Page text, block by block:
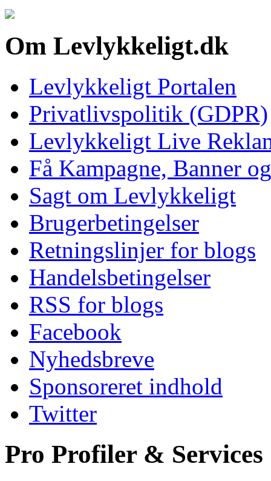
Om Levlykkeligt.dk
Levlykkeligt Portalen
Privatlivspolitik (GDPR)
Levlykkeligt Live
Få Kampagne, Banner
Sagt om Levlykkeligt
Brugerbetingelser
Retningslinjer for blogs
Handelsbetingelser
RSS for blogs
Facebook
Nyhedsbreve
Sponsoreret indhold
Twitter
Pro Profiler & Services